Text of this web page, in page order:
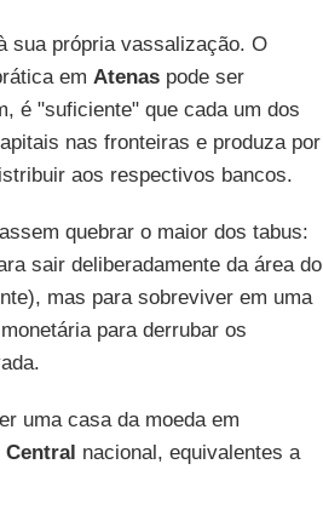
sua própria vassalização. O
em Atenaspode ser
é "suficiente" que cada um dos
nas fronteiras e produza por
aos respectivos bancos.
quebrar o maior dos tabus:
sair deliberadamente da área do
mas para sobreviver em uma
para derrubar os
uma casa da moeda em
Central nacional, equivalentes a